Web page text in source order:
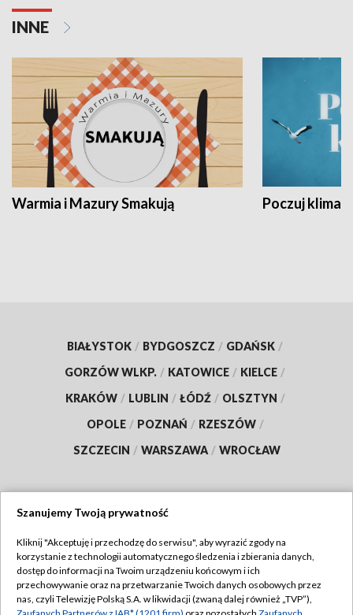
INNE
Warmia i Mazury Smakują Poczuj klimat
BIAŁYSTOK / BYDGOSZCZ / GDAŃSK /
GORZÓW WLKP. / KATOWICE / KIELCE /
KRAKÓW / LUBLIN / ŁÓDŹ / OLSZTYN /
OPOLE / POZNAŃ / RZESZÓW /
SZCZECIN / WARSZAWA / WROCŁAW
TVP
Abonament TVP
Emisja w TVP
Regulamin TVP
Szanujemy Twoją prywatność
Kliknij "Akceptuję i przechodzę do serwisu", aby wyrazić zgody na
korzystanie z technologii automatycznego śledzenia i zbierania danych,
dostęp do informacji na Twoim urządzeniu końcowym i ich
przechowywanie oraz na przetwarzanie Twoich danych osobowych przez
nas, czyli Telewizję Polską S.A. w likwidacji (zwaną dalej również „TVP”),